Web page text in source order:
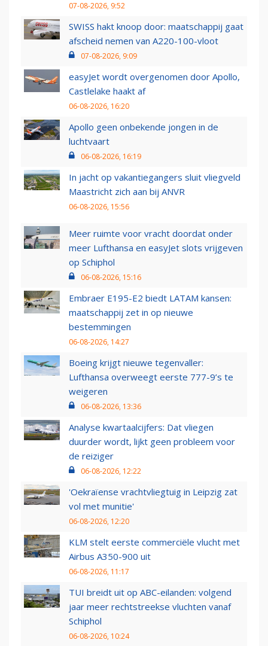
07-08-2026, 9:52
SWISS hakt knoop door: maatschappij gaat
afscheid nemen van A220-100-vloot
07-08-2026, 9:09
easyJet wordt overgenomen door Apollo,
Castlelake haakt af
06-08-2026, 16:20
Apollo geen onbekende jongen in de
luchtvaart
06-08-2026, 16:19
In jacht op vakantiegangers sluit vliegveld
Maastricht zich aan bij ANVR
06-08-2026, 15:56
Meer ruimte voor vracht doordat onder
meer Lufthansa en easyJet slots vrijgeven
op Schiphol
06-08-2026, 15:16
Embraer E195-E2 biedt LATAM kansen:
maatschappij zet in op nieuwe
bestemmingen
06-08-2026, 14:27
Boeing krijgt nieuwe tegenvaller:
Lufthansa overweegt eerste 777-9’s te
weigeren
06-08-2026, 13:36
Analyse kwartaalcijfers: Dat vliegen
duurder wordt, lijkt geen probleem voor
de reiziger
06-08-2026, 12:22
'Oekraïense vrachtvliegtuig in Leipzig zat
vol met munitie'
06-08-2026, 12:20
KLM stelt eerste commerciële vlucht met
Airbus A350-900 uit
06-08-2026, 11:17
TUI breidt uit op ABC-eilanden: volgend
jaar meer rechtstreekse vluchten vanaf
Schiphol
06-08-2026, 10:24